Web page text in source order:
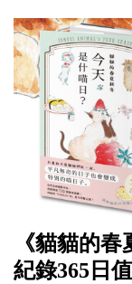
《貓貓的
紀錄365日